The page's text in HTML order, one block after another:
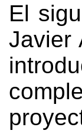
El
Javier